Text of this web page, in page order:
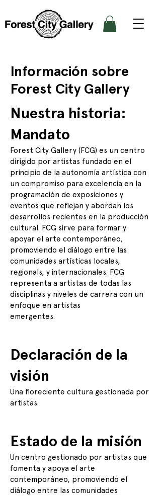
Información sobre
Forest City Gallery
Nuestra historia:
Mandato
Forest City Gallery (FCG) es un centro
dirigido por artistas fundado en el
principio de la autonomía artística con
un compromiso para excelencia en la
programación de exposiciones y
eventos que reflejan y abordan los
desarrollos recientes en la producción
cultural. FCG sirve para formar y
apoyar el arte contemporáneo,
promoviendo el diálogo entre las
comunidades artísticas locales,
regionals, y internacionales. FCG
representa a artistas de todas las
disciplinas y niveles de carrera con un
enfoque en artistas
emergentes.
Declaración de la
visión
Una floreciente cultura gestionada por
artistas.
Estado de la misión
Un centro gestionado por artistas que
fomenta y apoya el arte
contemporáneo, promoviendo el
diálogo entre las comunidades